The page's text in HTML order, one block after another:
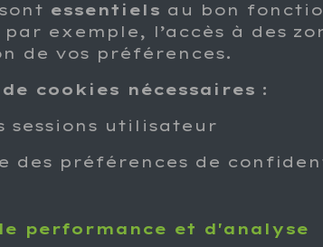
essentiels au bon
exemple, l’accès à des
de vos préférences.
cookies nécessaires :
sessions utilisateur
des préférences de
performance et d'analyse